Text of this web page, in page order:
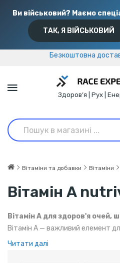
Ви військовий? Маємо
ТАК, Я ВІЙСЬКОВИЙ
Безкоштовна
Безкоштовна
Здоров’я | Рух |
Вітаміни та добавки Вітаміни
Вітамін A
Вітамін A для здоров'я очей,
Вітамін A — важливий елемент
шкіри та імунної системи. Його
Читати далі